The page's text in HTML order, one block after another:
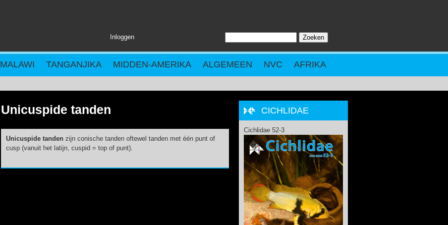
Inloggen
ZOEKVELD
MALAWI TANGANJIKA MIDDEN-AMERIKA ALGEMEEN NVC AFRIKA
Unicuspide tanden
Unicuspide tanden zijn conische tanden oftewel tanden met één punt of
cusp (vanuit het latijn, cuspid = top of punt).
CICHLIDAE
Cichlidae 52-3